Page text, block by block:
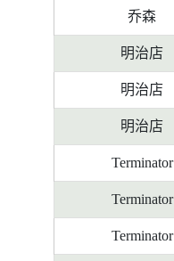
乔森
明治店
明治店
明治店
Terminator
Terminator
Terminator